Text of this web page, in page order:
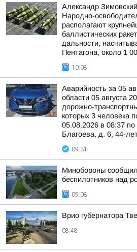
Александр
Народно-
располагают
баллистических
дальности,
Пентагона, около 1
10:08
Аварийность за 05
области 05 августа
дорожно-
которых 3 человека
05.08.2026 в 08:37 по
Благоева, д. 6, 44-
09:31
Минобороны
беспилотников над
09:08
Врио губернатора
08:48